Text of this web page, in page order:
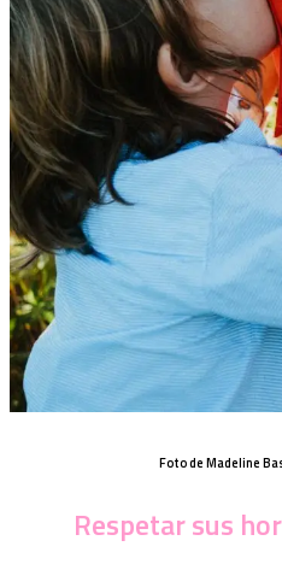
Foto de Madeline
Respetar sus